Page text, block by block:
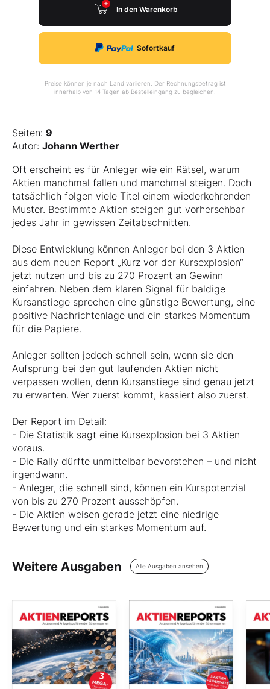
In den Warenkorb
Sofortkauf
Preise können je nach Land variieren. Der Rechnungsbetrag ist
innerhalb von 14 Tagen ab Bestelleingang zu begleichen.
Seiten: 9
Autor: Johann Werther
Oft erscheint es für Anleger wie ein Rätsel, warum
Aktien manchmal fallen und manchmal steigen. Doch
tatsächlich folgen viele Titel einem wiederkehrenden
Muster. Bestimmte Aktien steigen gut vorhersehbar
jedes Jahr in gewissen Zeitabschnitten.
Diese Entwicklung können Anleger bei den 3 Aktien
aus dem neuen Report „Kurz vor der Kursexplosion“
jetzt nutzen und bis zu 270 Prozent an Gewinn
einfahren. Neben dem klaren Signal für baldige
Kursanstiege sprechen eine günstige Bewertung, eine
positive Nachrichtenlage und ein starkes Momentum
für die Papiere.
Anleger sollten jedoch schnell sein, wenn sie den
Aufsprung bei den gut laufenden Aktien nicht
verpassen wollen, denn Kursanstiege sind genau jetzt
zu erwarten. Wer zuerst kommt, kassiert also zuerst.
Der Report im Detail:
- Die Statistik sagt eine Kursexplosion bei 3 Aktien
voraus.
- Die Rally dürfte unmittelbar bevorstehen – und nicht
irgendwann.
- Anleger, die schnell sind, können ein Kurspotenzial
von bis zu 270 Prozent ausschöpfen.
- Die Aktien weisen gerade jetzt eine niedrige
Bewertung und ein starkes Momentum auf.
Weitere Ausgaben Alle Ausgaben ansehen